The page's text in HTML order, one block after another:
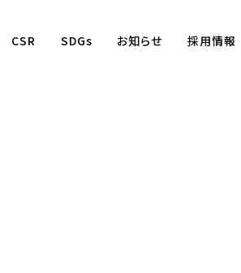
CSR SDGs お知らせ 採用情報